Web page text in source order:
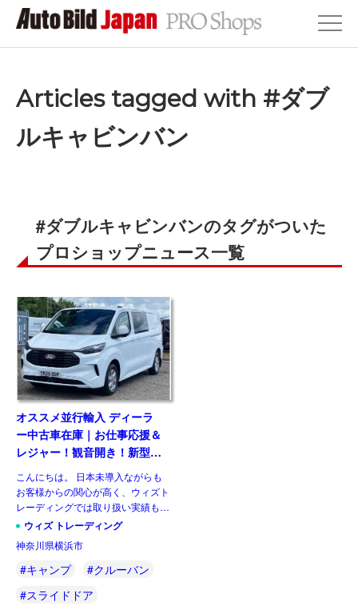
Articles tagged with #ダブ
ルキャビンバン
#ダブルキャビンバンのタグがついた
プロショップニュース一覧
オススメ並行輸入 ディーラ
ー中古車在庫｜お仕事応援＆
レジャー！観音開き！新型フ
ォード トランジット カスタ
ム ダブルキャビンバン
Limited L2H1 2.0 8AT 6人乗
り 右ハンドル
こんにちは。 日本未導入ながらも
お客様からの関心が高く、ウィズト
レーディングでは取り扱い実績も多
くあるフォード トランジット・カ
ングセラーモデルとなりましたが、
満を持してフルモデルチェン […]
ウィズ トレーディング
神奈川県横浜市
#キャンプ
#クルーバン
#スライドドア